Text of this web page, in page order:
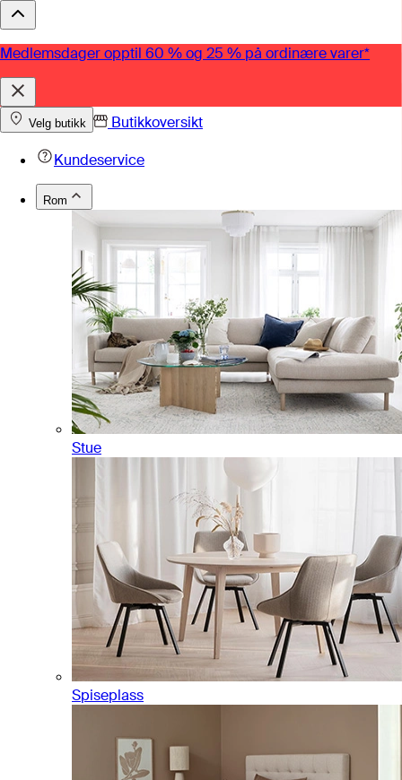
Medlemsdager opptil 60 % og 25 % på ordinære varer*
Velg butikk
Butikkoversikt
Kundeservice
Rom
Stue
Spiseplass